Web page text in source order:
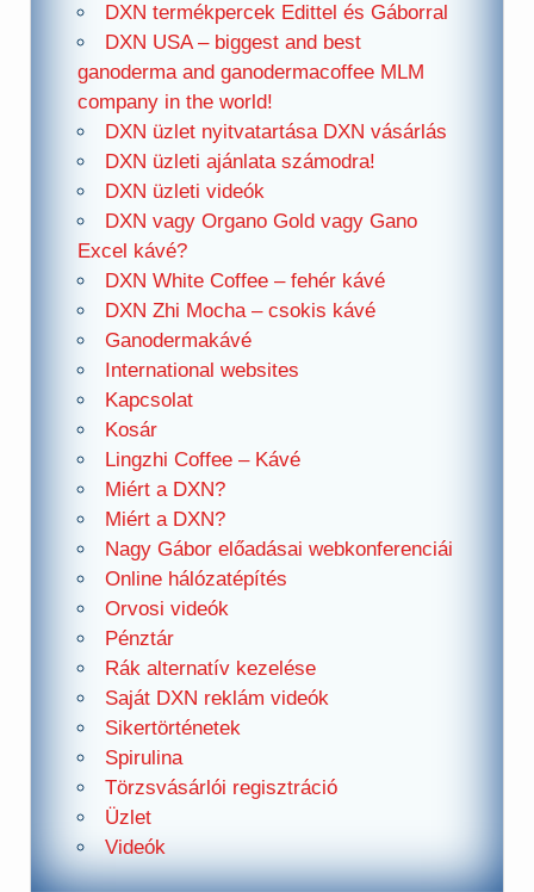
DXN termékpercek Edittel és Gáborral
DXN USA – biggest and best
ganoderma and ganodermacoffee MLM
company in the world!
DXN üzlet nyitvatartása DXN vásárlás
DXN üzleti ajánlata számodra!
DXN üzleti videók
DXN vagy Organo Gold vagy Gano
Excel kávé?
DXN White Coffee – fehér kávé
DXN Zhi Mocha – csokis kávé
Ganodermakávé
International websites
Kapcsolat
Kosár
Lingzhi Coffee – Kávé
Miért a DXN?
Miért a DXN?
Nagy Gábor előadásai webkonferenciái
Online hálózatépítés
Orvosi videók
Pénztár
Rák alternatív kezelése
Saját DXN reklám videók
Sikertörténetek
Spirulina
Törzsvásárlói regisztráció
Üzlet
Videók